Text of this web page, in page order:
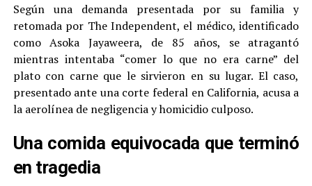
Según una demanda presentada por su familia y
retomada por The Independent, el médico, identificado
como Asoka Jayaweera, de 85 años, se atragantó
mientras intentaba “comer lo que no era carne” del
plato con carne que le sirvieron en su lugar. El caso,
presentado ante una corte federal en California, acusa a
la aerolínea de negligencia y homicidio culposo.
Una comida equivocada que terminó
en tragedia